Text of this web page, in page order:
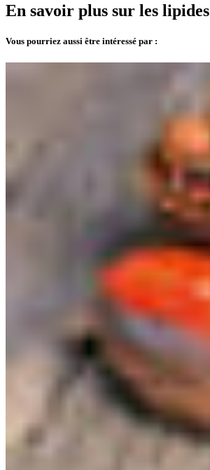
En savoir plus sur les lipides
Vous pourriez aussi être intéressé par :